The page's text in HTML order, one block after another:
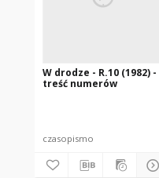
W drodze - R.10 (1982) -
treść numerów
czasopismo